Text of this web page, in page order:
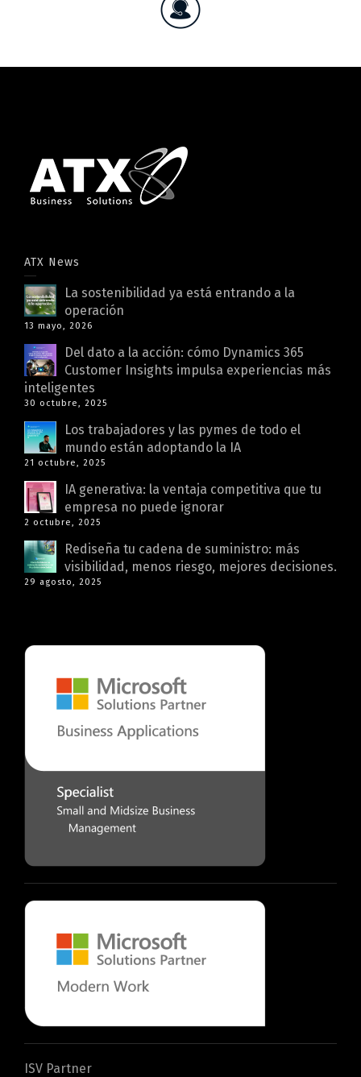
ATX News
La sostenibilidad ya está entrando a la
operación
13 mayo, 2026
Del dato a la acción: cómo Dynamics 365
Customer Insights impulsa experiencias más
inteligentes
30 octubre, 2025
Los trabajadores y las pymes de todo el
mundo están adoptando la IA
21 octubre, 2025
IA generativa: la ventaja competitiva que tu
empresa no puede ignorar
2 octubre, 2025
Rediseña tu cadena de suministro: más
visibilidad, menos riesgo, mejores decisiones.
29 agosto, 2025
ISV Partner